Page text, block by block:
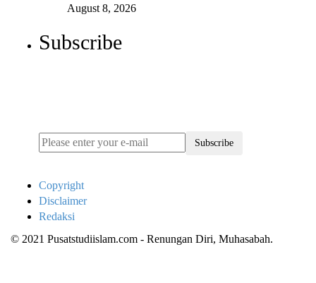
August 8, 2026
Subscribe
Subscribe
Copyright
Disclaimer
Redaksi
© 2021 Pusatstudiislam.com - Renungan Diri, Muhasabah.